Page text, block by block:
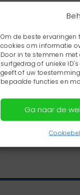
Om de beste ervaringen
cookies om informatie
Door in te stemmen
surfgedrag of unieke
geeft of uw
bepaalde functies en
Ga naar de